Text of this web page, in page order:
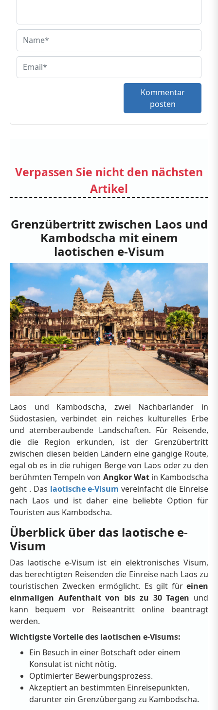
Kommentar
posten
Verpassen Sie nicht den nächsten
Artikel
Grenzübertritt zwischen Laos und
Kambodscha mit einem
laotischen e-Visum
Laos und Kambodscha, zwei Nachbarländer in
Südostasien, verbindet ein reiches kulturelles Erbe
und atemberaubende Landschaften. Für Reisende,
die die Region erkunden, ist der Grenzübertritt
zwischen diesen beiden Ländern eine gängige Route,
egal ob es in die ruhigen Berge von Laos oder zu den
berühmten Tempeln von Angkor Watin Kambodscha
geht . Das laotische e-Visum vereinfacht die Einreise
nach Laos und ist daher eine beliebte Option für
Touristen aus Kambodscha.
Überblick über das laotische e-
Visum
Das laotische e-Visum ist ein elektronisches Visum,
das berechtigten Reisenden die Einreise nach Laos zu
touristischen Zwecken ermöglicht. Es gilt für einen
einmaligen Aufenthalt von bis zu 30 Tagen und
kann bequem vor Reiseantritt online beantragt
werden.
Wichtigste Vorteile des laotischen e-Visums:
Ein Besuch in einer Botschaft oder einem
Konsulat ist nicht nötig.
Optimierter Bewerbungsprozess.
Akzeptiert an bestimmten Einreisepunkten,
darunter ein Grenzübergang zu Kambodscha.